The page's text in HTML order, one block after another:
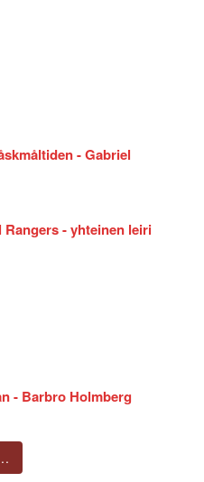
- Gabriel
- yhteinen leiri
- Barbro Holmberg